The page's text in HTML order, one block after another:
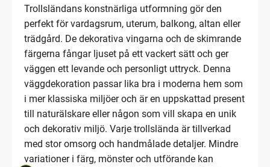
Trollsländans konstnärliga utformning gör den
perfekt för vardagsrum, uterum, balkong, altan eller
trädgård. De dekorativa vingarna och de skimrande
färgerna fångar ljuset på ett vackert sätt och ger
väggen ett levande och personligt uttryck. Denna
väggdekoration passar lika bra i moderna hem som
i mer klassiska miljöer och är en uppskattad present
till naturälskare eller någon som vill skapa en unik
och dekorativ miljö. Varje trollslända är tillverkad
med stor omsorg och handmålade detaljer. Mindre
variationer i färg, mönster och utförande kan